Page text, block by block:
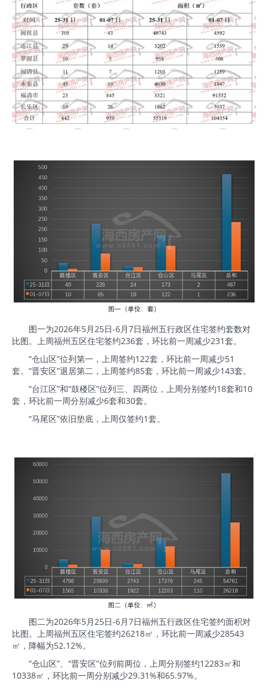
图一为2026年5月25日-6月7日福州五行政区住宅签约套数对
比图。上周福州五区住宅签约236套，环比前一周减少231套。
“仓山区”位列第一，上周签约122套，环比前一周减少51
套。“晋安区”退居第二，上周签约85套，环比前一周减少143套。
“台江区”和“鼓楼区”位列三、四两位，上周分别签约18套和10
套，环比前一周分别减少6套和30套。
“马尾区”依旧垫底，上周仅签约1套。
图二为2026年5月25日-6月7日福州五行政区住宅签约面积对
比图。上周福州五区住宅签约26218㎡，环比前一周减少28543
㎡，降幅为52.12%。
“仓山区”、“晋安区”位列前两位，上周分别签约12283㎡和
10338㎡，环比前一周分别减少29.31%和65.97%。